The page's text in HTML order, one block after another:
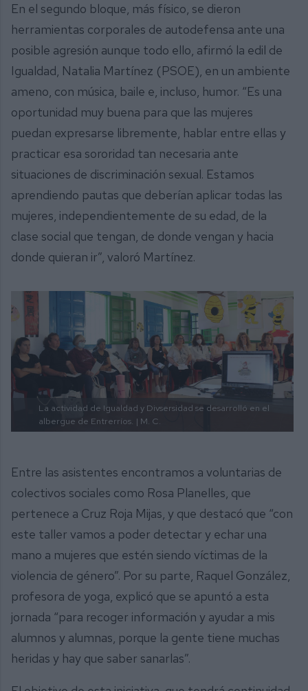
En el segundo bloque, más físico, se dieron
herramientas corporales de autodefensa ante una
posible agresión aunque todo ello, afirmó la edil de
Igualdad, Natalia Martínez (PSOE), en un ambiente
ameno, con música, baile e, incluso, humor. “Es una
oportunidad muy buena para que las mujeres
puedan expresarse libremente, hablar entre ellas y
practicar esa sororidad tan necesaria ante
situaciones de discriminación sexual. Estamos
aprendiendo pautas que deberían aplicar todas las
mujeres, independientemente de su edad, de la
clase social que tengan, de donde vengan y hacia
donde quieran ir”, valoró Martínez.
La actividad de Igualdad y Divsersidad se desarrolló en el
albergue de Entrerríos. | M. C.
Entre las asistentes encontramos a voluntarias de
colectivos sociales como Rosa Planelles, que
pertenece a Cruz Roja Mijas, y que destacó que “con
este taller vamos a poder detectar y echar una
mano a mujeres que estén siendo víctimas de la
violencia de género”. Por su parte, Raquel González,
profesora de yoga, explicó que se apuntó a esta
jornada “para recoger información y ayudar a mis
alumnos y alumnas, porque la gente tiene muchas
heridas y hay que saber sanarlas”.